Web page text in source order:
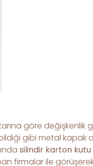
göre değişkenlik
gibi metal kapak
silindir karton kutu
firmalar ile